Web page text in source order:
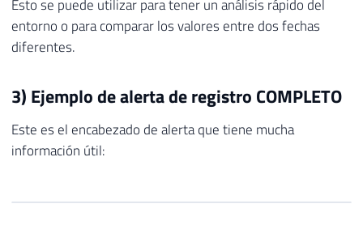
Esto se puede utilizar para tener un análisis rápido del
entorno o para comparar los valores entre dos fechas
diferentes.
3) Ejemplo de alerta de registro COMPLETO
Este es el encabezado de alerta que tiene mucha
información útil: